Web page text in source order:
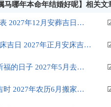
马哪年本命年结婚好呢】相关文
2027年安葬吉日一览表 2027年12月安葬吉日一览表
2027年农历十二月安床吉日 2027年正月安床吉日吉时查询
2027年9月份去寺庙祈福的日子 2027年5月去寺庙吉日一览表
2027年6月搬家吉日吉时 2027年农历6月搬家吉日一览表